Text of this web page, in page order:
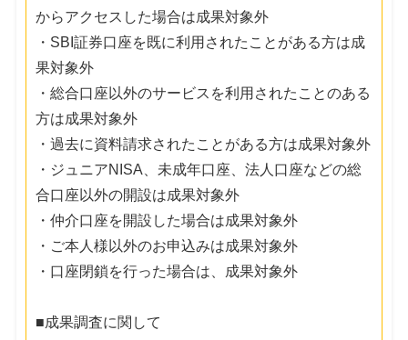
からアクセスした場合は成果対象外
・SBI証券口座を既に利用されたことがある方は成
果対象外
・総合口座以外のサービスを利用されたことのある
方は成果対象外
・過去に資料請求されたことがある方は成果対象外
・ジュニアNISA、未成年口座、法人口座などの総
合口座以外の開設は成果対象外
・仲介口座を開設した場合は成果対象外
・ご本人様以外のお申込みは成果対象外
・口座閉鎖を行った場合は、成果対象外
■成果調査に関して